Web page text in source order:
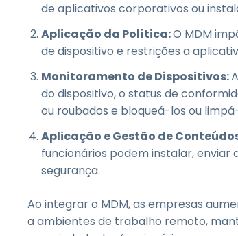
de aplicativos corporativos ou
Aplicação da Política:O MDM
de dispositivo e restrições a
Monitoramento de Dispositivos:
do dispositivo, o status de
ou roubados e bloqueá-los ou
Aplicação e Gestão de
funcionários podem instalar,
segurança.
Ao integrar o MDM, as empresas
a ambientes de trabalho remoto,